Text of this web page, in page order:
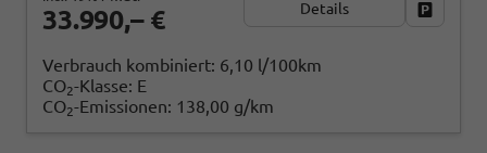
33.990,– € Details
Verbrauch kombiniert: 6,10 l/100km
CO2-Klasse: E
CO2-Emissionen: 138,00 g/km